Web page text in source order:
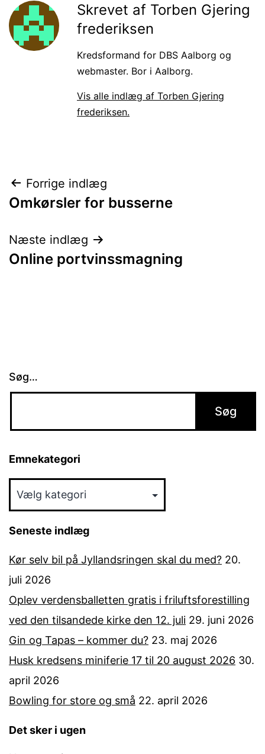
Skrevet af Torben Gjering
frederiksen
Kredsformand for DBS Aalborg og
webmaster. Bor i Aalborg.
Vis alle indlæg af Torben Gjering
frederiksen.
Indlægsnavigation
Forrige indlæg
Omkørsler for busserne
Næste indlæg
Online portvinssmagning
Søg…
Emnekategori
Seneste indlæg
Kør selv bil på Jyllandsringen skal du med? 20.
juli 2026
Oplev verdensballetten gratis i friluftsforestilling
ved den tilsandede kirke den 12. juli 29. juni 2026
Gin og Tapas – kommer du? 23. maj 2026
Husk kredsens miniferie 17 til 20 august 2026 30.
april 2026
Bowling for store og små 22. april 2026
Det sker i ugen